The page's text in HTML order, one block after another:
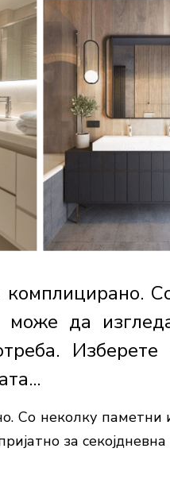
може да
Изберете
Со неколку паметни
за секојдневна